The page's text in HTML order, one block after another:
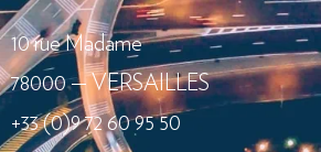
10 rue Madame
78000 — VERSAILLES
+33 (0)9 72 60 95 50